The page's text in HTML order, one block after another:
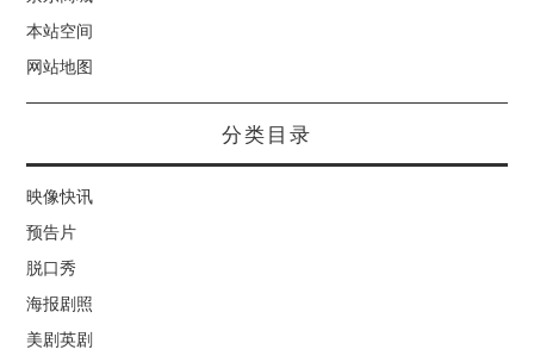
本站空间
网站地图
分类目录
映像快讯
预告片
脱口秀
海报剧照
美剧英剧